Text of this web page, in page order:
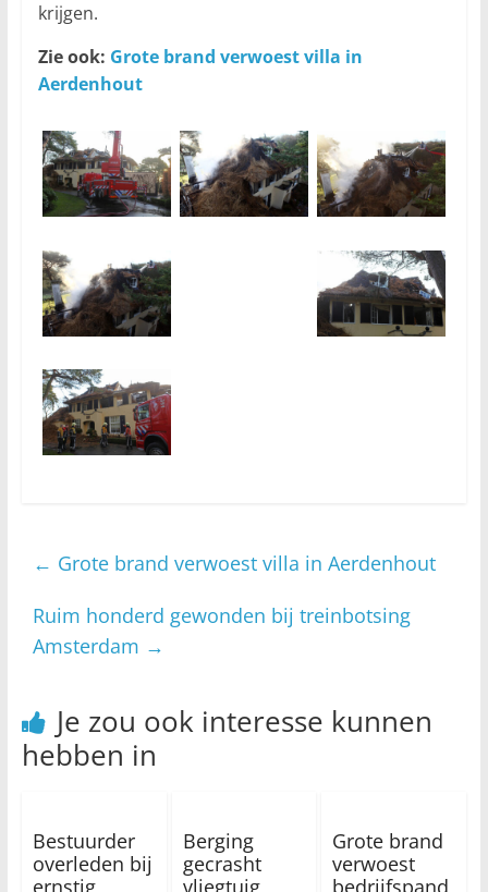
krijgen.
Zie ook: Grote brand verwoest villa in
Aerdenhout
← Grote brand verwoest villa in Aerdenhout
Ruim honderd gewonden bij treinbotsing
Amsterdam →
Je zou ook interesse kunnen
hebben in
Bestuurder
overleden bij
ernstig
Berging
gecrasht
vliegtuig
Grote brand
verwoest
bedrijfspand